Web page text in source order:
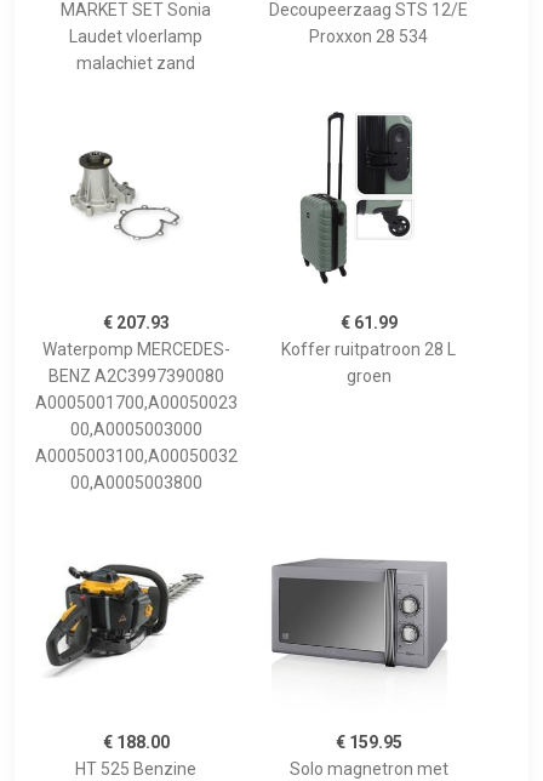
MARKET SET Sonia
Laudet vloerlamp
malachiet zand
Decoupeerzaag STS 12/E
Proxxon 28 534
€ 207.93
Waterpomp MERCEDES-
BENZ A2C3997390080
A0005001700,A00050023
00,A0005003000
A0005003100,A00050032
00,A0005003800
€ 61.99
Koffer ruitpatroon 28 L
groen
€ 188.00
HT 525 Benzine
€ 159.95
Solo magnetron met